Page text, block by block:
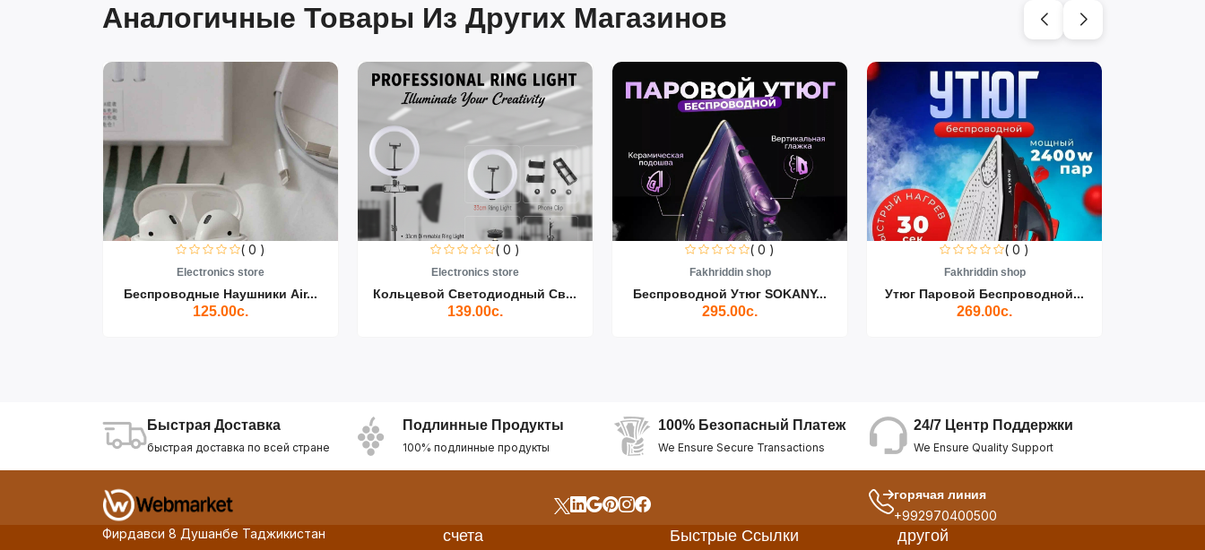
Аналогичные Товары Из Других Магазинов
( 0 )
Electronics store
Беспроводные Наушники Air...
125.00с.
( 0 )
Electronics store
Кольцевой Светодиодный Св...
139.00с.
( 0 )
Fakhriddin shop
Беспроводной Утюг SOKANY...
295.00с.
( 0 )
Fakhriddin shop
Утюг Паровой Беспроводной...
269.00с.
Быстрая Доставка
быстрая доставка по всей стране
Подлинные Продукты
100% подлинные продукты
100% Безопасный Платеж
We Ensure Secure Transactions
24/7 Центр Поддержки
We Ensure Quality Support
горячая линия
+992970400500
Фирдавси 8 Душанбе Таджикистан
счета Быстрые Ссылки другой